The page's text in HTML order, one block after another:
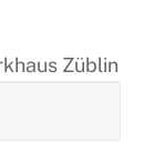
Züblin